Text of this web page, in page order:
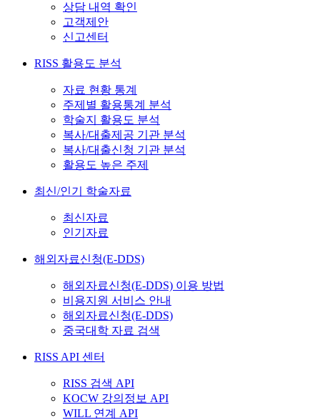
상담 내역 확인
고객제안
신고센터
RISS 활용도 분석
자료 현황 통계
주제별 활용통계 분석
학술지 활용도 분석
복사/대출제공 기관 분석
복사/대출신청 기관 분석
활용도 높은 주제
최신/인기 학술자료
최신자료
인기자료
해외자료신청(E-DDS)
해외자료신청(E-DDS) 이용 방법
비용지원 서비스 안내
해외자료신청(E-DDS)
중국대학 자료 검색
RISS API 센터
RISS 검색 API
KOCW 강의정보 API
WILL 연계 API